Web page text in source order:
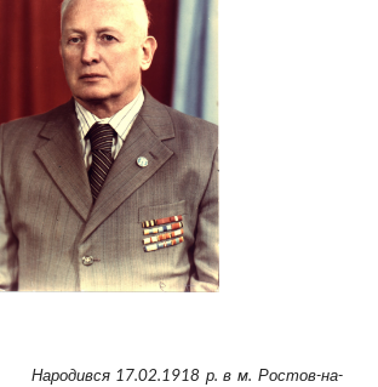
Народився 17.02.1918 р. в м. Ростов-на-